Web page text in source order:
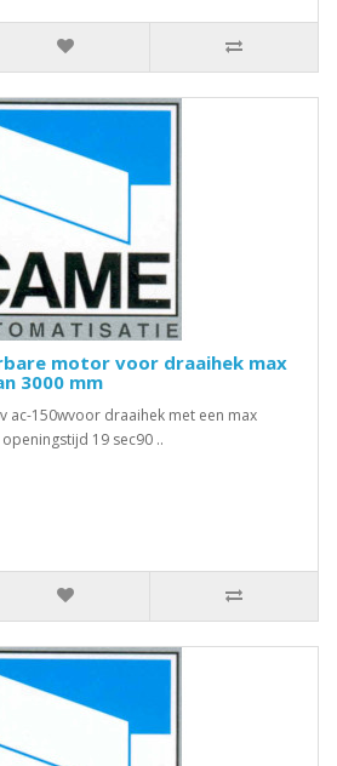
motor voor draaihek max
3000 mm
ac-150wvoor draaihek met een max
19 sec90 ..